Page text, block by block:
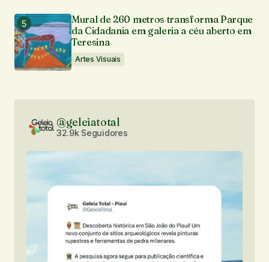
Mural de 260 metros transforma Parque
da Cidadania em galeria a céu aberto em
Teresina
Artes Visuais
@geleiatotal
32.9k Seguidores